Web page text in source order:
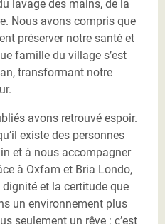
lavage des mains, de la
Nous avons compris que
préserver notre santé et
famille du village s’est
transformant notre
avons retrouvé espoir.
existe des personnes
et à nous accompagner
à Oxfam et Bria Londo,
et la certitude que
un environnement plus
seulement un rêve : c’est